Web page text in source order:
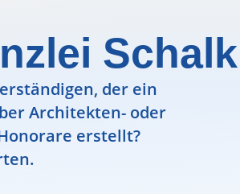
Schalk
der ein
Architekten- oder
erstellt?